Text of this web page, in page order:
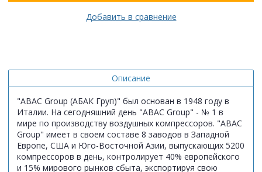
Добавить в сравнение
Описание
"ABAC Group (АБАК Груп)" был основан в 1948 году в
Италии. На сегодняшний день "ABAC Group" - № 1 в
мире по производству воздушных компрессоров. "ABAC
Group" имеет в своем составе 8 заводов в Западной
Европе, США и Юго-Восточной Азии, выпускающих 5200
компрессоров в день, контролирует 40% европейского
и 15% мирового рынков сбыта, экспортируя свою